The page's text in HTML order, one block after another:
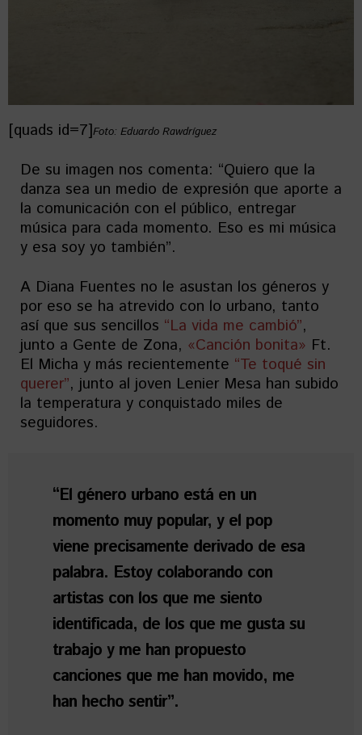
[quads id=7]Foto: Eduardo Rawdríguez
De su imagen nos comenta: “Quiero que la
danza sea un medio de expresión que aporte a
la comunicación con el público, entregar
música para cada momento. Eso es mi música
y esa soy yo también”.
A Diana Fuentes no le asustan los géneros y
por eso se ha atrevido con lo urbano, tanto
así que sus sencillos “La vida me cambió”,
junto a Gente de Zona, «Canción bonita» Ft.
El Micha y más recientemente “Te toqué sin
querer”, junto al joven Lenier Mesa han subido
la temperatura y conquistado miles de
seguidores.
“El género urbano está en un
momento muy popular, y el pop
viene precisamente derivado de esa
palabra. Estoy colaborando con
artistas con los que me siento
identificada, de los que me gusta su
trabajo y me han propuesto
canciones que me han movido, me
han hecho sentir”.